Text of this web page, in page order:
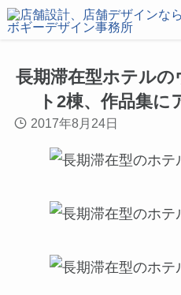
長期滞在型ホテル
ト2棟、作品集に
2017年8月24日